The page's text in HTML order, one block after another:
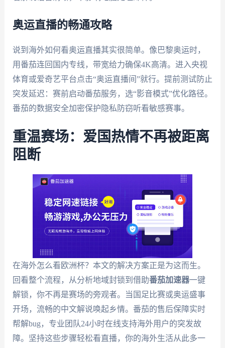
奥运直播的畅通攻略
说到海外如何看奥运直播其实很简单。像巴黎奥运时，
用番茄连回国内专线，带宽给力确保4K高清。进入央视
体育或爱奇艺平台点击“奥运直播间”就行。提前测试防止
突发延迟：赛前启动番茄服务，选“影音模式”优化路径。
番茄的数据安全加密保护隐私防窃听看敏感赛事。
重温赛场：爱国热情不再被距离
阻断
在海外怎么看欧洲杯？本文的解决方案正是为这而生。
回看整个流程，从分析地域封锁到借助番茄加速器一键
解锁，你不再是赛场的旁观者。当国足比赛或奥运盛事
开场，流畅的中文解说唤起乡情。番茄的售后保障实时
帮解bug，专业团队24小时在线支持海外用户的突发故
障。坚持这些步骤轻松看直播，你的海外生活从此多一